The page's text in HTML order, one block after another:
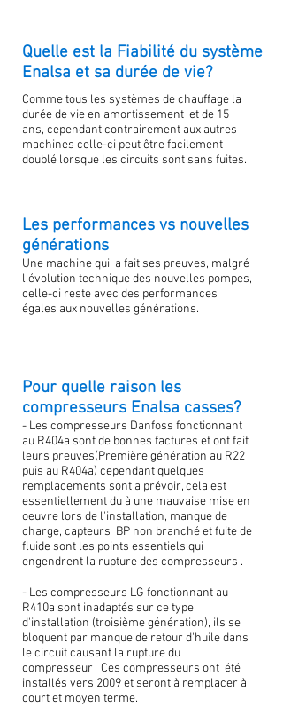
Quelle est la Fiabilité du système
Enalsa et sa durée de vie?
Comme tous les systèmes de chauffage la
durée de vie en amortissement et de 15
ans, cependant contrairement aux autres
machines celle-ci peut être facilement
doublé lorsque les circuits sont sans fuites.
Les performances vs nouvelles
générations
Une machine qui a fait ses preuves, malgré
l'évolution technique des nouvelles pompes,
celle-ci reste avec des performances
égales aux nouvelles générations.
Pour quelle raison les
compresseurs Enalsa casses?
- Les compresseurs Danfoss fonctionnant
au R404a sont de bonnes factures et ont fait
leurs preuves(Première génération au R22
puis au R404a) cependant quelques
remplacements sont a prévoir, cela est
essentiellement du à une mauvaise mise en
oeuvre lors de l'installation, manque de
charge, capteurs BP non branché et fuite de
fluide sont les points essentiels qui
engendrent la rupture des compresseurs .
- Les compresseurs LG fonctionnant au
R410a sont inadaptés sur ce type
d'installation (troisième génération), ils se
bloquent par manque de retour d'huile dans
le circuit causant la rupture du
compresseur Ces compresseurs ont été
installés vers 2009 et seront à remplacer à
court et moyen terme.